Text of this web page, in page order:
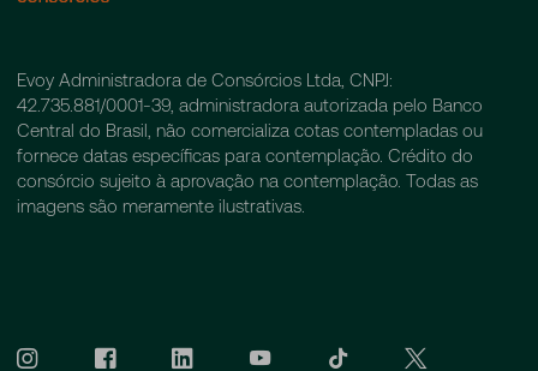
Evoy Administradora de Consórcios Ltda, CNPJ:
42.735.881/0001-39, administradora autorizada pelo Banco
Central do Brasil, não comercializa cotas contempladas ou
fornece datas específicas para contemplação. Crédito do
consórcio sujeito à aprovação na contemplação. Todas as
imagens são meramente ilustrativas.